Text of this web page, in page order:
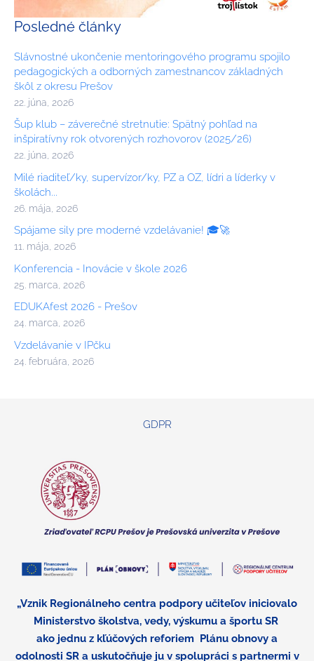
Posledné články
Slávnostné ukončenie mentoringového programu spojilo
pedagogických a odborných zamestnancov základných
škôl z okresu Prešov
22. júna, 2026
Šup klub – záverečné stretnutie: Spätný pohľad na
inšpiratívny rok otvorených rozhovorov (2025/26)
22. júna, 2026
Milé riaditeľ/ky, supervízor/ky, PZ a OZ, lídri a líderky v
školách...
26. mája, 2026
Spájame sily pre moderné vzdelávanie! 🎓🚀
11. mája, 2026
Konferencia - Inovácie v škole 2026
25. marca, 2026
EDUKAfest 2026 - Prešov
24. marca, 2026
Vzdelávanie v IPčku
24. februára, 2026
GDPR
„Vznik Regionálneho centra podpory učiteľov iniciovalo
Ministerstvo školstva, vedy, výskumu a športu SR
ako jednu z kľúčových reforiem Plánu obnovy a
odolnosti SR a uskutočňuje ju v spolupráci s partnermi v